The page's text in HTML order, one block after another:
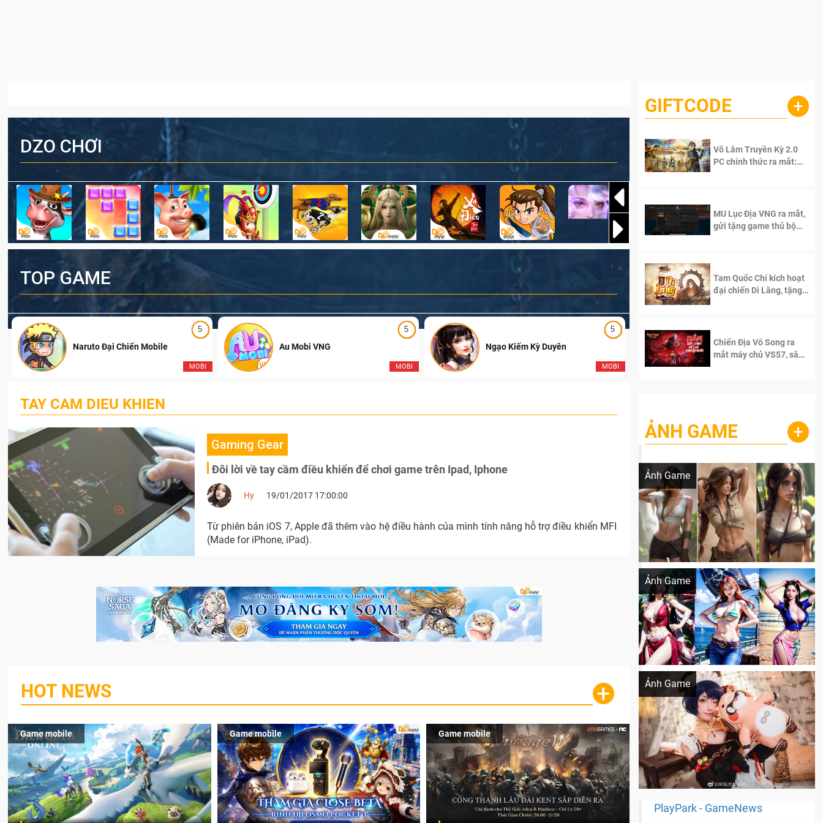
DZO CHƠI
TOP GAME
5
MOBI
Naruto Đại Chiến Mobile
5
MOBI
Au Mobi VNG
5
MOBI
Ngạo Kiếm Kỳ Duyên Ngạo Thiên Mobile
TAY CAM DIEU KHIEN
Gaming Gear
Đôi lời về tay cầm điều khiển để chơi game trên Ipad, Iphone
Hy 19/01/2017 17:00:00
Từ phiên bản iOS 7, Apple đã thêm vào hệ điều hành của mình tính năng hỗ trợ điều khiển MFI
(Made for iPhone, iPad).
HOT NEWS +
Game mobile Game mobile Game mobile
GIFTCODE +
Võ Lâm Truyền Kỳ 2.0
PC chính thức ra mắt:
MU Lục Địa VNG ra mắt,
gửi tặng game thủ bộ
Tam Quốc Chí kích hoạt
đại chiến Di Lăng, tặng
Chiến Địa Vô Song ra
mắt máy chủ VS57, sân
ẢNH GAME +
Ảnh Game
Lala Croft vừa nóng vừa xinh dưới nét vẽ
Ảnh Game
Khi AI Cosplay gái đẹp One Piece
Ảnh Game
Cosplay Xiangling siêu cute
PlayPark - GameNews